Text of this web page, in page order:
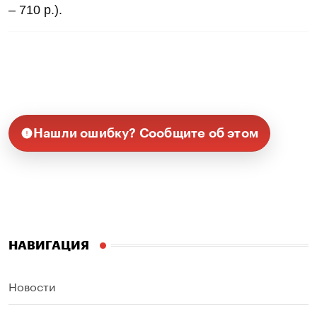
– 710 р.).
Нашли ошибку? Сообщите об этом
НАВИГАЦИЯ
Новости